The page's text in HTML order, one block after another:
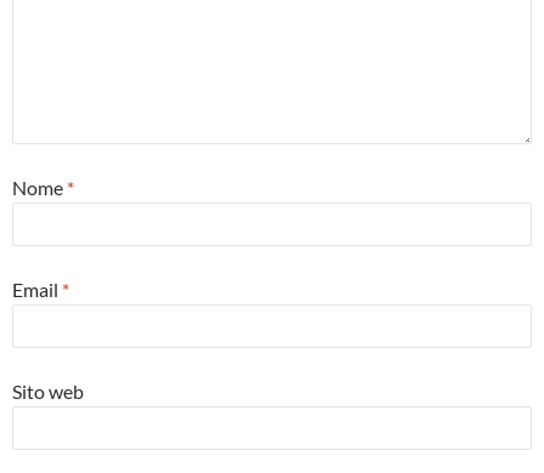
Nome *
Email *
Sito web